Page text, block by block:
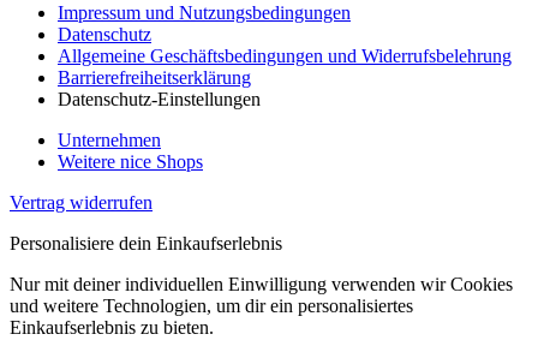
Impressum und Nutzungsbedingungen
Datenschutz
Allgemeine Geschäftsbedingungen und Widerrufsbelehrung
Barrierefreiheitserklärung
Datenschutz-Einstellungen
Unternehmen
Weitere nice Shops
Vertrag widerrufen
Personalisiere dein Einkaufserlebnis
Nur mit deiner individuellen Einwilligung verwenden wir Cookies
und weitere Technologien, um dir ein personalisiertes
Einkaufserlebnis zu bieten.